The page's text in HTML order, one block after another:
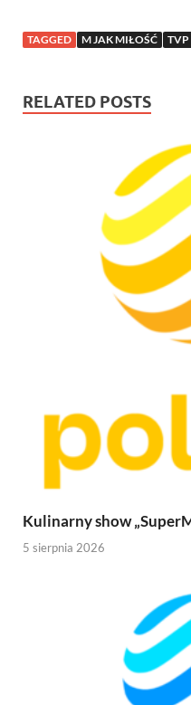
TAGGED M JAK MIŁOŚĆ TVP
RELATED POSTS
Kulinarny show
5 sierpnia 2026